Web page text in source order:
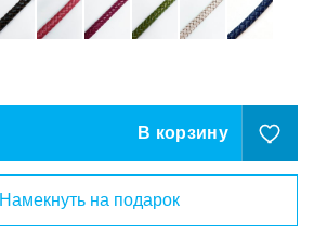
В корзину
Намекнуть на подарок